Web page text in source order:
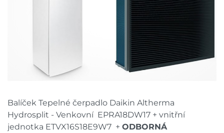
Balíček Tepelné čerpadlo Daikin Altherma
Hydrosplit - Venkovní EPRA18DW17 + vnitřní
jednotka ETVX16S18E9W7 + ODBORNÁ